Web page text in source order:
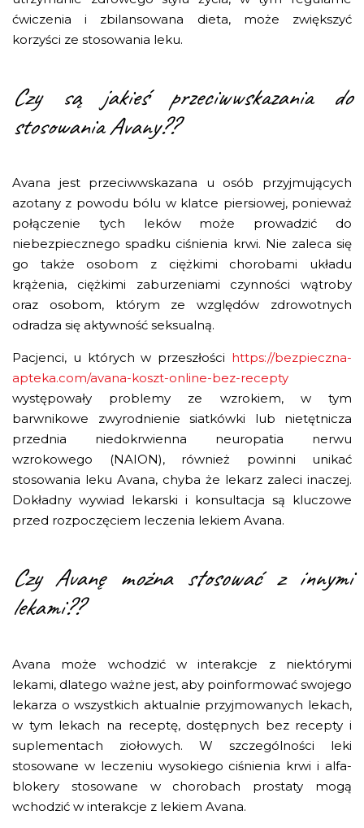
ćwiczenia i zbilansowana dieta, może zwiększyć
korzyści ze stosowania leku.
Czy są jakieś przeciwwskazania do
stosowania Avany??
Avana jest przeciwwskazana u osób przyjmujących
azotany z powodu bólu w klatce piersiowej, ponieważ
połączenie tych leków może prowadzić do
niebezpiecznego spadku ciśnienia krwi. Nie zaleca się
go także osobom z ciężkimi chorobami układu
krążenia, ciężkimi zaburzeniami czynności wątroby
oraz osobom, którym ze względów zdrowotnych
odradza się aktywność seksualną.
Pacjenci, u których w przeszłości https://bezpieczna-
apteka.com/avana-koszt-online-bez-recepty
występowały problemy ze wzrokiem, w tym
barwnikowe zwyrodnienie siatkówki lub nietętnicza
przednia niedokrwienna neuropatia nerwu
wzrokowego (NAION), również powinni unikać
stosowania leku Avana, chyba że lekarz zaleci inaczej.
Dokładny wywiad lekarski i konsultacja są kluczowe
przed rozpoczęciem leczenia lekiem Avana.
Czy Avanę można stosować z innymi
lekami??
Avana może wchodzić w interakcje z niektórymi
lekami, dlatego ważne jest, aby poinformować swojego
lekarza o wszystkich aktualnie przyjmowanych lekach,
w tym lekach na receptę, dostępnych bez recepty i
suplementach ziołowych. W szczególności leki
stosowane w leczeniu wysokiego ciśnienia krwi i alfa-
blokery stosowane w chorobach prostaty mogą
wchodzić w interakcje z lekiem Avana.